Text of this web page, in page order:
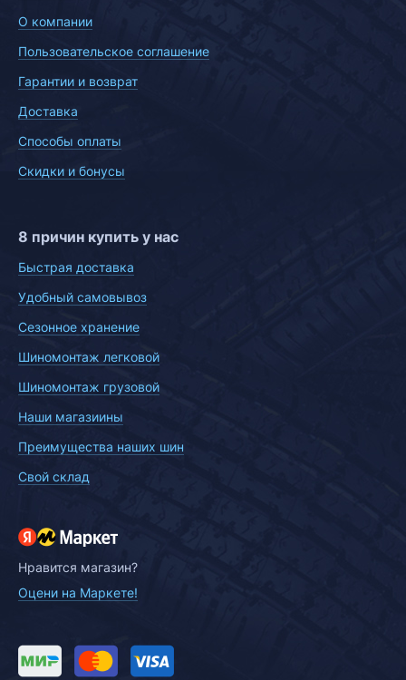
О компании
Пользовательское соглашение
Гарантии и возврат
Доставка
Способы оплаты
Скидки и бонусы
8 причин купить у нас
Быстрая доставка
Удобный самовывоз
Сезонное хранение
Шиномонтаж легковой
Шиномонтаж грузовой
Наши магазиины
Преимущества наших шин
Свой склад
Нравится магазин?
Оцени на Маркете!